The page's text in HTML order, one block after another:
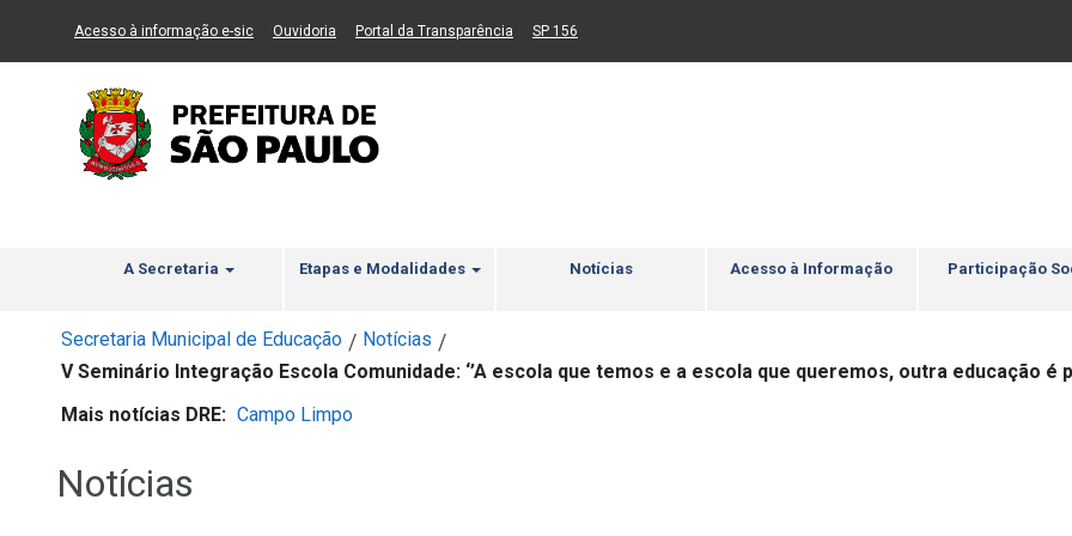
Ir ao Conteúdo Ir para menu principal 2 Ir para busca Ir para rodapé
Acesso à informação e-sic(Link para um novo sítio)
Ouvidoria (Link para um novo sítio)
Portal da Transparência (Link para um novo sítio)
SP 156
A Secretaria Etapas e Modalidades Notícias Acesso à Informação Participação
Secretaria Municipal de Educação / Notícias /
V Seminário Integração Escola Comunidade: ‘’A escola que temos e a escola que queremos, outra educação é
Mais notícias DRE: Campo Limpo
Notícias